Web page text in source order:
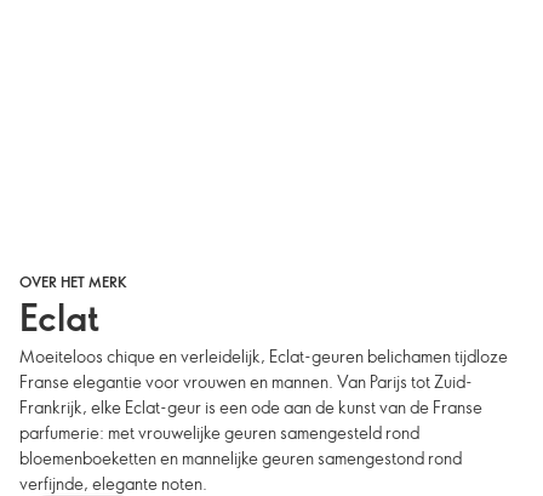
OVER HET MERK
Eclat
Moeiteloos chique en verleidelijk, Eclat-geuren belichamen tijdloze
Franse elegantie voor vrouwen en mannen. Van Parijs tot Zuid-
Frankrijk, elke Eclat-geur is een ode aan de kunst van de Franse
parfumerie: met vrouwelijke geuren samengesteld rond
bloemenboeketten en mannelijke geuren samengestond rond
verfijnde, elegante noten.